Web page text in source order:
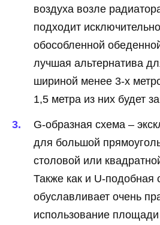
воздуха возле
подходит
обособленной
лучшая альтернатива
шириной менее 3-х
1,5 метра из них будет
G-образная схема –
для большой
столовой или
Также как и U-
обуславливает очень
использование площади